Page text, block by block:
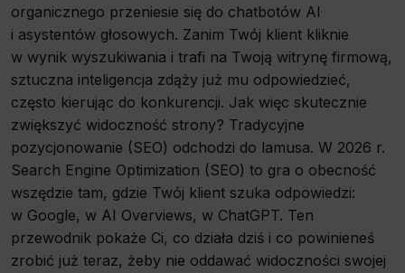
organicznego przeniesie się do chatbotów AI
i asystentów głosowych. Zanim Twój klient kliknie
w wynik wyszukiwania i trafi na Twoją witrynę firmową,
sztuczna inteligencja zdąży już mu odpowiedzieć,
często kierując do konkurencji. Jak więc skutecznie
zwiększyć widoczność strony? Tradycyjne
pozycjonowanie (SEO) odchodzi do lamusa. W 2026 r.
Search Engine Optimization (SEO) to gra o obecność
wszędzie tam, gdzie Twój klient szuka odpowiedzi:
w Google, w AI Overviews, w ChatGPT. Ten
przewodnik pokaże Ci, co działa dziś i co powinieneś
zrobić już teraz, żeby nie oddawać widoczności swojej